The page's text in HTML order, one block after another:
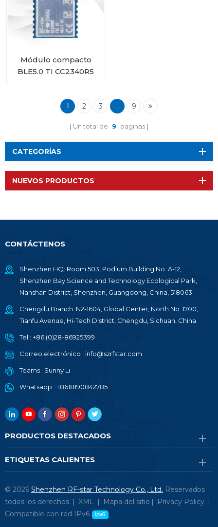
Módulo compacto
BLE5.0 TI CC2340R5
1 2 3 ... 9
Un total de 9 paginas
CATEGORÍAS
NUEVOS PRODUCTOS
CONTÁCTENOS
Shenzhen HQ: Room 503, Podium Building No. A-12,
Shenzhen Bay Science and Technology Ecological Park,
Nanshan District, Shenzhen, Guangdong, China, 518063
Chengdu Branch: N2-1604, Global Center, North No. 1700,
Tianfu Avenue, Hi-Tech District, Chengdu, Sichuan, China
Tel : +86 (0)28-86925399
Correo electrónico : info@szrfstar.com
Teams : Sunny Li
Whatsapp : +8618190842785
PRODUCTOS DESTACADOS
ETIQUETAS CALIENTES
© 2026 Shenzhen RF-star Technology Co., Ltd. Reservados
todos los derechos. | XML | Mapa del sitio | Privacy Policy |
Compatible con red IPv6